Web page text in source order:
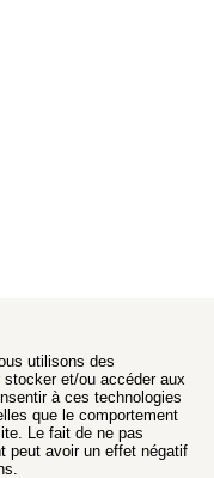
utilisons des
et/ou accéder aux
à ces technologies
que le comportement
Le fait de ne pas
peut avoir un effet négatif